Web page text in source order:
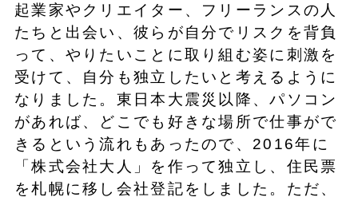
起業家やクリエイター、フリーランスの人
たちと出会い、彼らが自分でリスクを背負
って、やりたいことに取り組む姿に刺激を
受けて、自分も独立したいと考えるように
なりました。東日本大震災以降、パソコン
があれば、どこでも好きな場所で仕事がで
きるという流れもあったので、2016年に
「株式会社大人」を作って独立し、住民票
を札幌に移し会社登記をしました。ただ、